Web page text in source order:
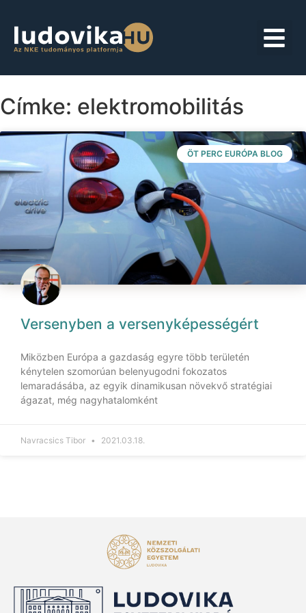
Címke: elektromobilitás
ÖT PERC EURÓPA BLOG
Versenyben a versenyképességért
Miközben Európa a gazdaság egyre több területén
kénytelen szomorúan belenyugodni fokozatos
lemaradásába, az egyik dinamikusan növekvő stratégiai
ágazat, még nagyhatalomként
Navracsics Tibor 2021.03.18.